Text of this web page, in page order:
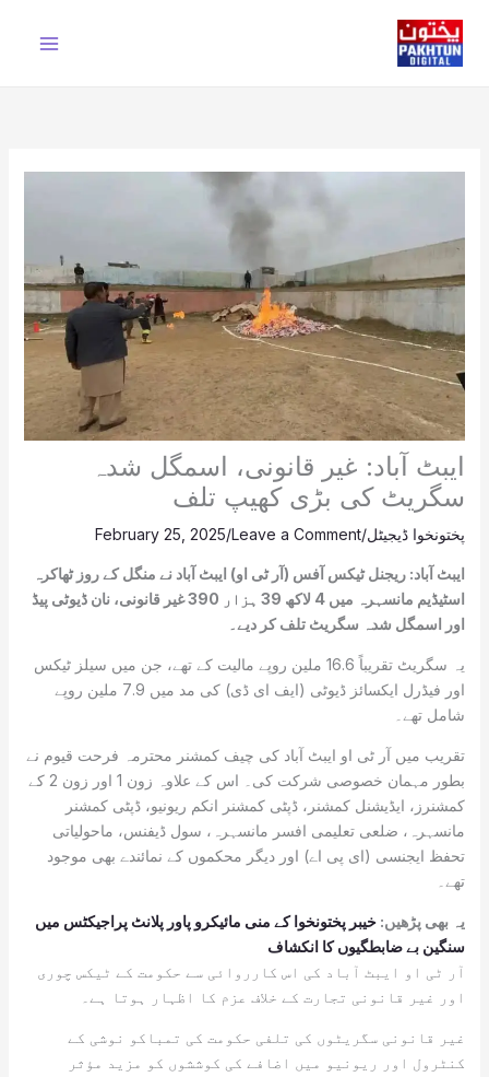
content
ایبٹ آباد: غیر قانونی، اسمگل شدہ
سگریٹ کی بڑی کھیپ تلف
پختونخوا ڈیجیٹل/
Leave a Comment
/
February 25, 2025
ایبٹ آباد: ریجنل ٹیکس آفس (آر ٹی او) ایبٹ آباد نے منگل کے روز ٹھاکرہ
اسٹیڈیم مانسہرہ میں 4 لاکھ 39 ہزار 390 غیر قانونی، نان ڈیوٹی پیڈ
اور اسمگل شدہ سگریٹ تلف کر دیے۔
یہ سگریٹ تقریباً 16.6 ملین روپے مالیت کے تھے، جن میں سیلز ٹیکس
اور فیڈرل ایکسائز ڈیوٹی (ایف ای ڈی) کی مد میں 7.9 ملین روپے
شامل تھے۔
تقریب میں آر ٹی او ایبٹ آباد کی چیف کمشنر محترمہ فرحت قیوم نے
بطور مہمان خصوصی شرکت کی۔ اس کے علاوہ زون 1 اور زون 2 کے
کمشنرز، ایڈیشنل کمشنر، ڈپٹی کمشنر انکم ریونیو، ڈپٹی کمشنر
مانسہرہ، ضلعی تعلیمی افسر مانسہرہ، سول ڈیفنس، ماحولیاتی
تحفظ ایجنسی (ای پی اے) اور دیگر محکموں کے نمائندے بھی موجود
تھے۔
یہ بھی پڑھیں: خیبر پختونخوا کے منی مائیکرو پاور پلانٹ پراجیکٹس میں
سنگین بے ضابطگیوں کا انکشاف
آر ٹی او ایبٹ آباد کی اس کارروائی سے حکومت کے ٹیکس چوری
اور غیر قانونی تجارت کے خلاف عزم کا اظہار ہوتا ہے۔
غیر قانونی سگریٹوں کی تلفی حکومت کی تمباکو نوشی کے
کنٹرول اور ریونیو میں اضافے کی کوششوں کو مزید مؤثر